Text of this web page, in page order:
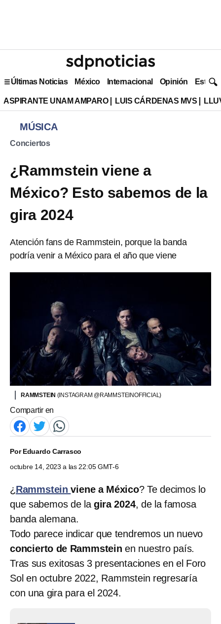
Últimas Noticias México Internacional Opinión Estilo
ASPIRANTE UNAM AMPARO LUIS CÁRDENAS MVS
MÚSICA
Conciertos
¿Rammstein viene a
México? Esto sabemos de la
gira 2024
Atención fans de Rammstein, porque la banda
podría venir a México para el año que viene
RAMMSTEIN (INSTAGRAM @RAMMSTEINOFFICIAL)
Compartir en
PorEduardo Carrasco
octubre 14, 2023 a las 22:05 GMT-6
¿ Rammsteinviene a México? Te decimos lo
que sabemos de la gira 2024, de la famosa
banda alemana.
Todo parece indicar que tendremos un nuevo
concierto de Rammstein en nuestro país.
Tras sus exitosas 3 presentaciones en el Foro
Sol en octubre 2022, Rammstein regresaría
con una gira para el 2024.